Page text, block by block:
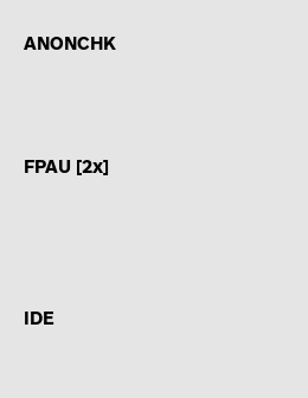
ANONCHK
FPAU [2x]
IDE